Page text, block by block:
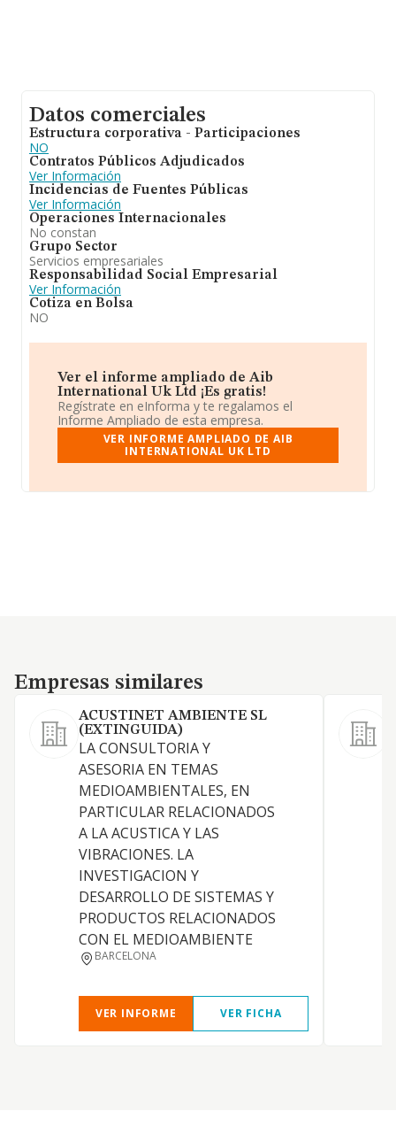
Datos comerciales
Estructura corporativa - Participaciones
NO
Contratos Públicos Adjudicados
Ver Información
Incidencias de Fuentes Públicas
Ver Información
Operaciones Internacionales
No constan
Grupo Sector
Servicios empresariales
Responsabilidad Social Empresarial
Ver Información
Cotiza en Bolsa
NO
Ver el informe ampliado de Aib
International Uk Ltd ¡Es gratis!
Regístrate en eInforma y te regalamos el
Informe Ampliado de esta empresa.
VER INFORME AMPLIADO DE AIB
INTERNATIONAL UK LTD
Empresas similares
Empresas similares
ACUSTINET AMBIENTE SL
(EXTINGUIDA)
LA CONSULTORIA Y
ASESORIA EN TEMAS
MEDIOAMBIENTALES, EN
PARTICULAR RELACIONADOS
A LA ACUSTICA Y LAS
VIBRACIONES. LA
INVESTIGACION Y
DESARROLLO DE SISTEMAS Y
PRODUCTOS RELACIONADOS
CON EL MEDIOAMBIENTE
BARCELONA
VER INFORME VER FICHA